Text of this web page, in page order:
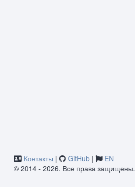
Контакты | GitHub |
EN
© 2014 - 2026. Все права защищены.